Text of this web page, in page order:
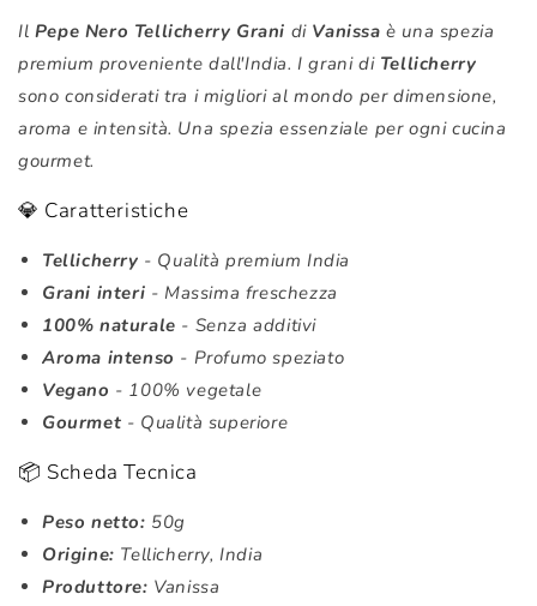
Il Pepe Nero Tellicherry Grani di Vanissa è una spezia
premium proveniente dall'India. I grani di Tellicherry
sono considerati tra i migliori al mondo per dimensione,
aroma e intensità. Una spezia essenziale per ogni cucina
gourmet.
💎 Caratteristiche
Tellicherry - Qualità premium India
Grani interi - Massima freschezza
100% naturale - Senza additivi
Aroma intenso - Profumo speziato
Vegano - 100% vegetale
Gourmet - Qualità superiore
📦 Scheda Tecnica
Peso netto: 50g
Origine: Tellicherry, India
Produttore: Vanissa